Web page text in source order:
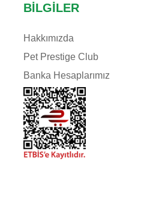
BILGILER
Hakkımızda
Pet Prestige Club
Banka Hesaplarımız